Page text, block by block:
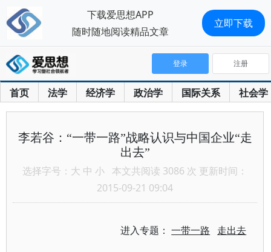
首页 法学 经济学 政治学 国际关系 社会学
登录 注册
李若谷：“一带一路”战略认识与中国企业“走
出去”
选择字号： 大 中 小 本文共阅读 3086 次 更新时间：
2015-09-21 09:04
进入专题：一带一路 走出去
下载爱思想APP
随时随地阅读精品文章
立即下载